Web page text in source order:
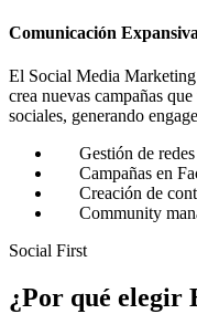
Comunicación Expansiva
El Social Media
crea nuevas campañas
sociales, generando
Gestión de
Campañas en
Creación de
Community
Social First
¿Por qué elegir